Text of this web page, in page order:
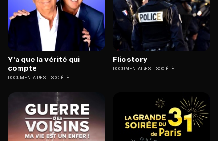
Y'a que la vérité qui
compte
DOCUMENTAIRES SOCIÉTÉ
Flic story
DOCUMENTAIRES SOCIÉTÉ